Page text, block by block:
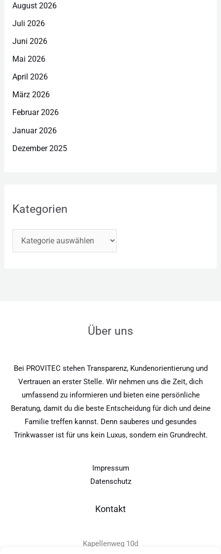
August 2026
Juli 2026
Juni 2026
Mai 2026
April 2026
März 2026
Februar 2026
Januar 2026
Dezember 2025
Kategorien
Über uns
Bei PROVITEC stehen Transparenz, Kundenorientierung und
Vertrauen an erster Stelle. Wir nehmen uns die Zeit, dich
umfassend zu informieren und bieten eine persönliche
Beratung, damit du die beste Entscheidung für dich und deine
Familie treffen kannst. Denn sauberes und gesundes
Trinkwasser ist für uns kein Luxus, sondern ein Grundrecht.
Impressum
Datenschutz
Kontakt
Kapellenweg 10d